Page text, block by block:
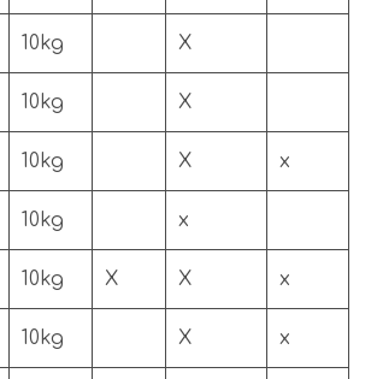
10kg X
10kg X
10kg X x
10kg x
10kg X X x
10kg X x